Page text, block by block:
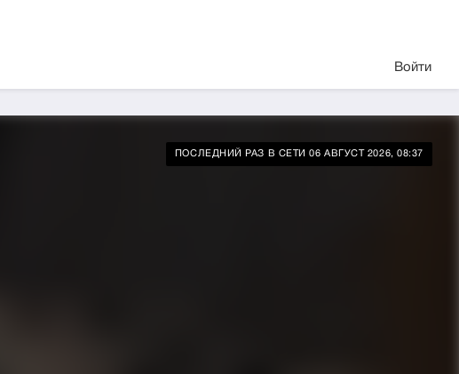
Войти
ПОСЛЕДНИЙ РАЗ В СЕТИ 06 АВГУСТ 2026, 08:37